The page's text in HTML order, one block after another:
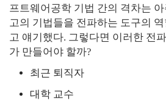
프트웨어공학 기법 간의 격차는
고의 기법들을 전파하는 도구의
고 얘기했다. 그렇다면 이러한 전
가 만들어야 할까?
최근 퇴직자
대학 교수